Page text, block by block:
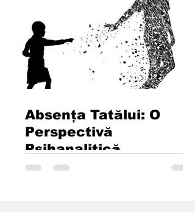
deținut funcții de comandă la toate
nivelurile. În calitate de amiral cu patru
stele, ultima sa misiune a fost cea de
comandant al tuturor Forțelor de
Operațiuni Speciale ale SUA. Sursa:
https://www.libris.ro/carte-
that-can-change-your-life-and-maybe-
Absența Tatălui: O
Perspectivă
Psihanalitică
Evaluarea impactului absenței tatălui